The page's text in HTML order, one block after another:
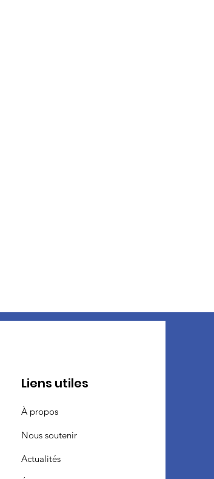
Liens utiles
À propos
Nous soutenir
Actualités